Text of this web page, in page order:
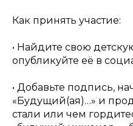
Как принять участие:
• Найдите свою
опубликуйте её в
• Добавьте подпись,
«Будущий(ая)…» и
стали или чем